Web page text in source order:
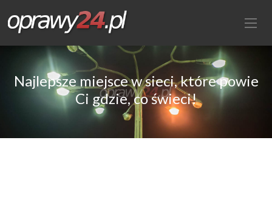
Najlepsze miejsce w sieci, które powie
Ci gdzie, co świeci!